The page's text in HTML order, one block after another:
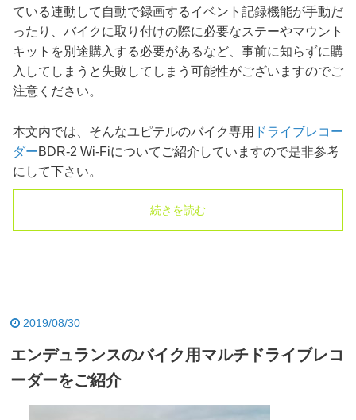
ている連動して自動で録画するイベント記録機能が手動だ
ったり、バイクに取り付けの際に必要なステーやマウント
キットを別途購入する必要があるなど、事前に知らずに購
入してしまうと失敗してしまう可能性がございますのでご
注意ください。
本文内では、そんなユピテルのバイク専用 ドライブレコー
ダーBDR-2 Wi-Fiについてご紹介していますので是非参考
にして下さい。
続きを読む
2019/08/30
エンデュランスのバイク用マルチドライブレコ
ーダーをご紹介